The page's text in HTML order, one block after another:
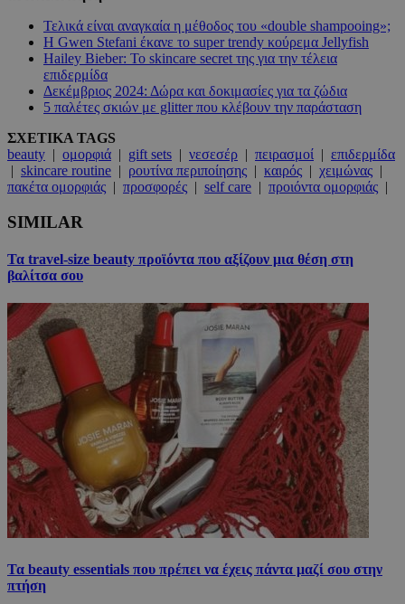
Τελικά είναι αναγκαία η μέθοδος του «double shampooing»;
Η Gwen Stefani έκανε το super trendy κούρεμα Jellyfish
Hailey Bieber: Το skincare secret της για την τέλεια
επιδερμίδα
Δεκέμβριος 2024: Δώρα και δοκιμασίες για τα ζώδια
5 παλέτες σκιών με glitter που κλέβουν την παράσταση
ΣΧΕΤΙΚΑ TAGS
beauty | ομορφιά | gift sets | νεσεσέρ | πειρασμοί | επιδερμίδα
| skincare routine | ρουτίνα περιποίησης | καιρός | χειμώνας |
πακέτα ομορφιάς | προσφορές | self care | προιόντα ομορφιάς |
SIMILAR
Τα travel-size beauty προϊόντα που αξίζουν μια θέση στη
βαλίτσα σου
Τα beauty essentials που πρέπει να έχεις πάντα μαζί σου στην
πτήση